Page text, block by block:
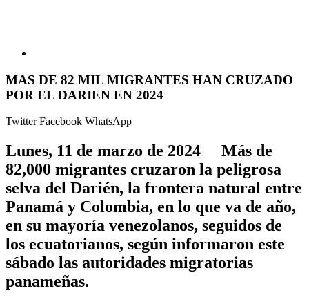
MAS DE 82 MIL MIGRANTES HAN CRUZADO
POR EL DARIEN EN 2024
TwitterFacebook WhatsApp
Lunes, 11 de marzo de 2024 Más de
82,000 migrantes cruzaron la peligrosa
selva del Darién, la frontera natural entre
Panamá y Colombia, en lo que va de año,
en su mayoría venezolanos, seguidos de
los ecuatorianos, según informaron este
sábado las autoridades migratorias
panameñas.